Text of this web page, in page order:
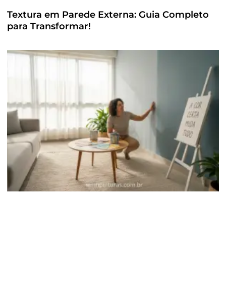
Textura em Parede Externa: Guia Completo
para Transformar!